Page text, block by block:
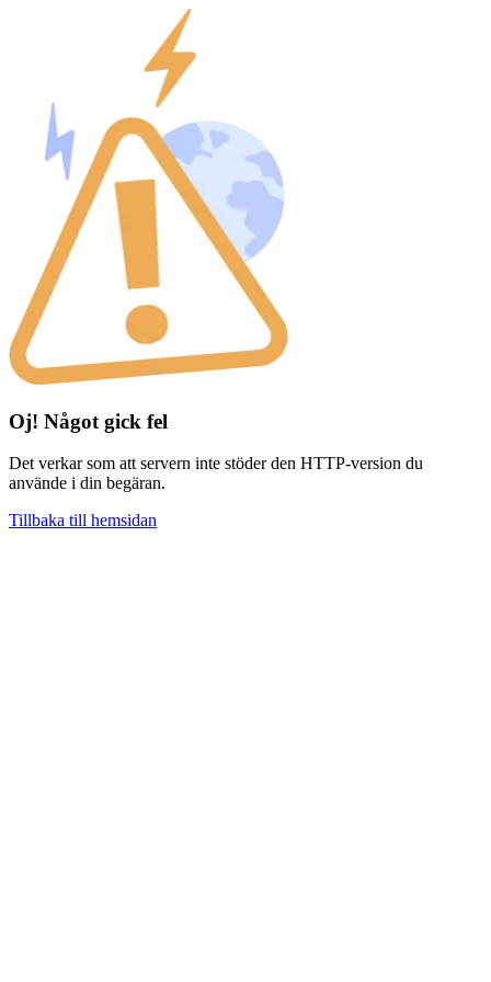
Oj! Något gick fel
Det verkar som att servern inte stöder den HTTP-version du
använde i din begäran.
Tillbaka till hemsidan